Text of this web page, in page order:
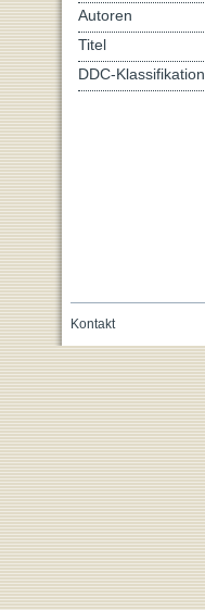
Autoren
Titel
DDC-Klassifikation
Kontakt